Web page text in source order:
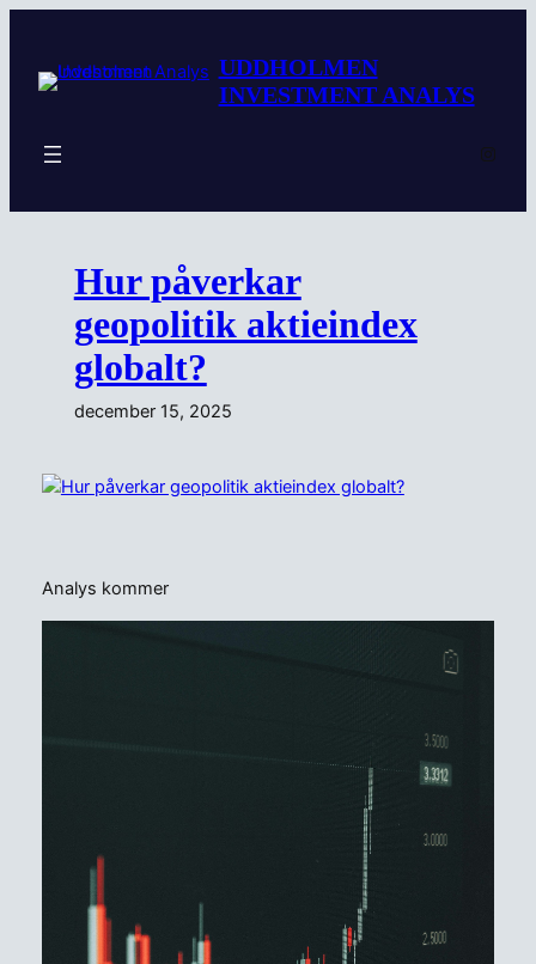
innehåll
UDDHOLMEN
INVESTMENT ANALYS
Hur påverkar
geopolitik aktieindex
globalt?
december 15, 2025
Analys kommer